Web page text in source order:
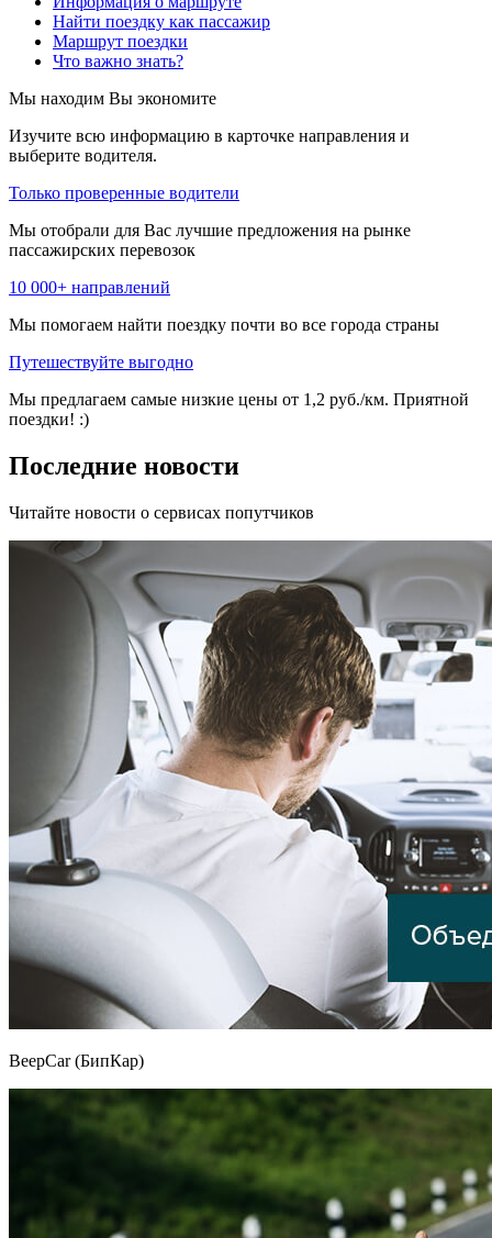
Найти поездку как пассажир
Маршрут поездки
Что важно знать?
Мы находим Вы экономите
Изучите всю информацию в карточке направления и
выберите водителя.
Только проверенные водители
Мы отобрали для Вас лучшие предложения на рынке
пассажирских перевозок
10 000+ направлений
Мы помогаем найти поездку почти во все города страны
Путешествуйте выгодно
Мы предлагаем самые низкие цены от 1,2 руб./км. Приятной
поездки! :)
Последние новости
Читайте новости о сервисах попутчиков
BeepCar (БипКар)